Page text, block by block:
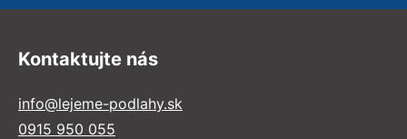
Kontaktujte nás
info@lejeme-podlahy.sk
0915 950 055